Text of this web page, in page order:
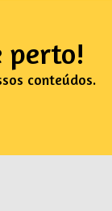
perto!
conteúdos.